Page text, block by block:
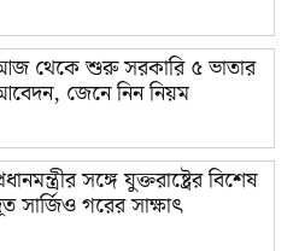
থেকে শুরু সরকারি ৫ ভাতার
জেনে নিন নিয়ম
সঙ্গে যুক্তরাষ্ট্রের বিশেষ
সার্জিও গরের সাক্ষাৎ